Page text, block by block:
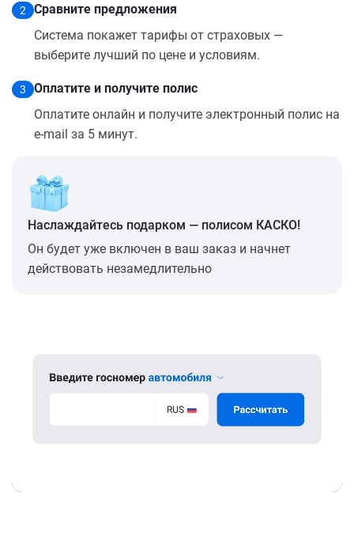
2
Сравните предложения
Система покажет тарифы от страховых —
выберите лучший по цене и условиям.
3
Оплатите и получите полис
Оплатите онлайн и получите электронный полис на
e-mail за 5 минут.
Наслаждайтесь подарком — полисом КАСКО!
Он будет уже включен в ваш заказ и начнет
действовать незамедлительно